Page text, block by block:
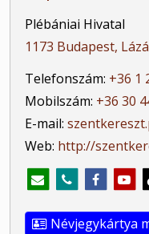
Plébániai Hivatal
1173 Budapest,
Telefonszám: +36 1
Mobilszám: +36 30
E-mail:
Web: http://
Névjegykártya